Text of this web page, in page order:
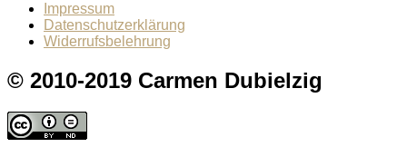
Impressum
Datenschutzerklärung
Widerrufsbelehrung
© 2010-2019 Carmen Dubielzig